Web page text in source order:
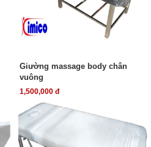
Giường massage body chân
vuông
1,500,000 đ